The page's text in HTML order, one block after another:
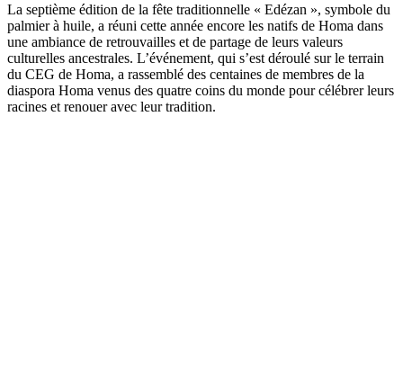
La septième édition de la fête traditionnelle « Edézan », symbole du
palmier à huile, a réuni cette année encore les natifs de Homa dans
une ambiance de retrouvailles et de partage de leurs valeurs
culturelles ancestrales. L’événement, qui s’est déroulé sur le terrain
du CEG de Homa, a rassemblé des centaines de membres de la
diaspora Homa venus des quatre coins du monde pour célébrer leurs
racines et renouer avec leur tradition.